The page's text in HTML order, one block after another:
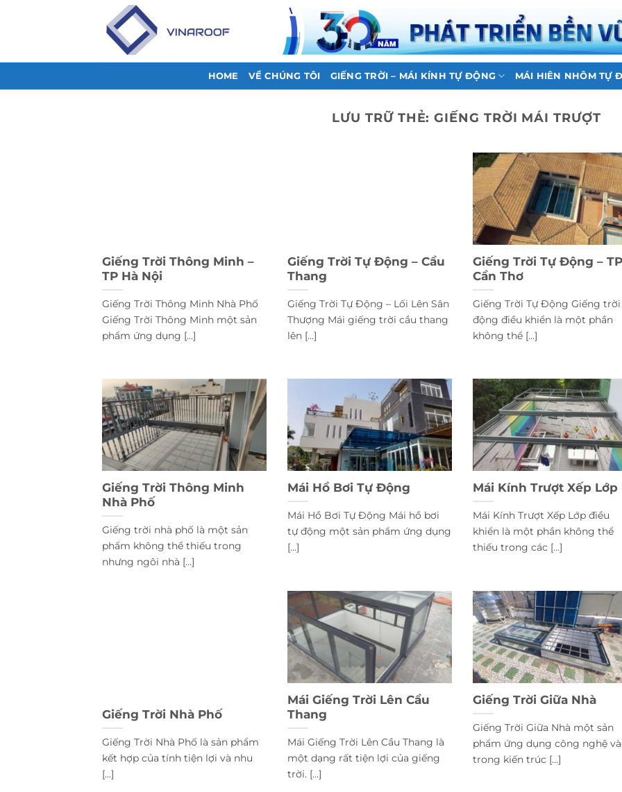
dung
HOME VỀ CHÚNG TÔI GIẾNG TRỜI – MÁI KÍNH TỰ ĐỘNG MÁI HIÊN NHÔM TỰ
LƯU TRỮ THẺ:GIẾNG TRỜI MÁI TRƯỢT
Giếng Trời Thông Minh –
TP Hà Nội
Giếng Trời Thông Minh Nhà Phố
Giếng Trời Thông Minh một sản
phẩm ứng dụng [...]
Giếng Trời Tự Động – Cầu
Thang
Giếng Trời Tự Động – Lối Lên Sân
Thượng Mái giếng trời cầu thang
lên [...]
Giếng Trời Tự Động – TP
Cần Thơ
Giếng Trời Tự Động Giếng
động điều khiển là một phần
không thể [...]
Giếng Trời Thông Minh
Nhà Phố
Giếng trời nhà phố là một sản
phẩm không thể thiếu trong
nhưng ngôi nhà [...]
Mái Hồ Bơi Tự Động
Mái Hồ Bơi Tự Động Mái hồ bơi
tự động một sản phẩm ứng dụng
[...]
Mái Kính Trượt Xếp Lớp
Mái Kính Trượt Xếp Lớp điều
khiển là một phần không thể
thiếu trong các [...]
Mái Giếng Trời Lên Cầu
Thang
Mái Giếng Trời Lên Cầu Thang là
một dạng rất tiện lợi của giếng
trời. [...]
Giếng Trời Giữa Nhà
Giếng Trời Giữa Nhà một sản
phẩm ứng dụng công nghệ
trong kiến trúc [...]
Giếng Trời Nhà Phố
Giếng Trời Nhà Phố là sản phẩm
kết hợp của tính tiện lợi và nhu
[...]